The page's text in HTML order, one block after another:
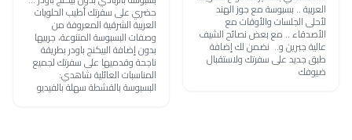
العربية .. بسبوسة مع جوز الهند
لأحلى الجلسات والأوقات مع
الأصدقاء .. مع بعض نصائح الشيف
عالية جبرين و.. نضمن لك إضافة
طبق جديد على سفرتك ولاستقبال
ضيوفك
حضري على سفرتك أطيب الحلويات
العربية الشرقية المعروفة من
وصفات البسبوسة المتنوعة، جربيها
بدون إضافة البيكنج باودر بطريقة
ناجحة وقدميها على سفرتك لجميع
المناسبات العائلية شاهدي:
البسبوسة بالقشطة سهلة بالفيديو